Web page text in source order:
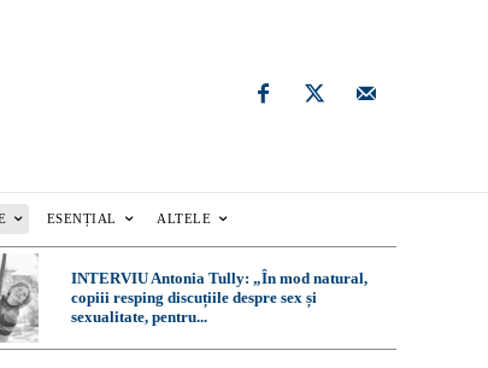
ESENȚIAL ALTELE
INTERVIU Antonia Tully: „În mod natural,
copiii resping discuțiile despre sex și
sexualitate, pentru...